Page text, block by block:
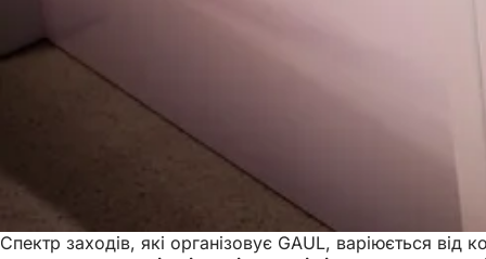
Спектр заходів, які організовує GAUL, варіюється